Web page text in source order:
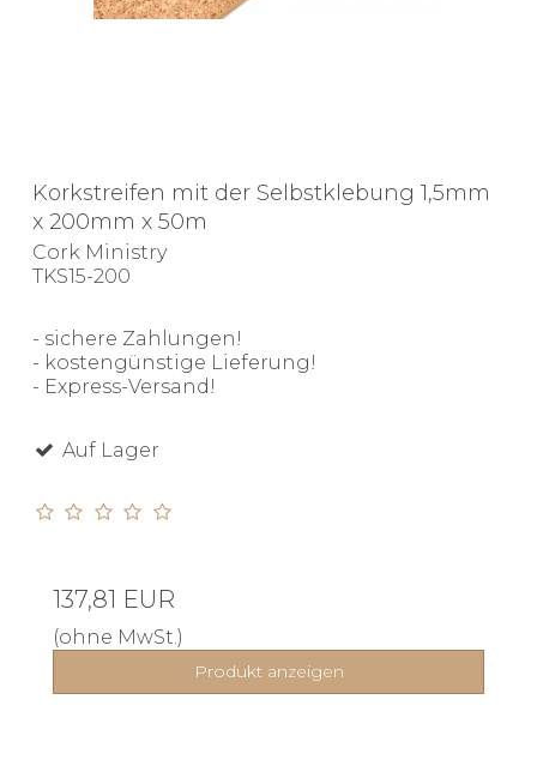
Korkstreifen mit der Selbstklebung 1,5mm
x 200mm x 50m
Cork Ministry
TKS15-200
- sichere Zahlungen!
- kostengünstige Lieferung!
- Express-Versand!
Auf Lager
137,81 EUR
(ohne MwSt.)
Produkt anzeigen